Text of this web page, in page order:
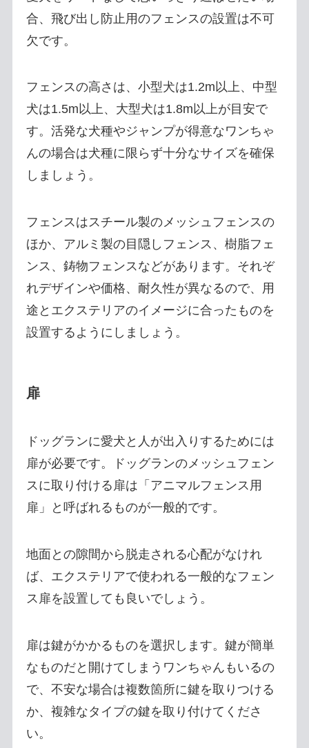
合、飛び出し防止用のフェンスの設置は不可
欠です。
フェンスの高さは、小型犬は1.2m以上、中型
犬は1.5m以上、大型犬は1.8m以上が目安で
す。活発な犬種やジャンプが得意なワンちゃ
んの場合は犬種に限らず十分なサイズを確保
しましょう。
フェンスはスチール製のメッシュフェンスの
ほか、アルミ製の目隠しフェンス、樹脂フェ
ンス、鋳物フェンスなどがあります。それぞ
れデザインや価格、耐久性が異なるので、用
途とエクステリアのイメージに合ったものを
設置するようにしましょう。
扉
ドッグランに愛犬と人が出入りするためには
扉が必要です。ドッグランのメッシュフェン
スに取り付ける扉は「アニマルフェンス用
扉」と呼ばれるものが一般的です。
地面との隙間から脱走される心配がなけれ
ば、エクステリアで使われる一般的なフェン
ス扉を設置しても良いでしょう。
扉は鍵がかかるものを選択します。鍵が簡単
なものだと開けてしまうワンちゃんもいるの
で、不安な場合は複数箇所に鍵を取りつける
か、複雑なタイプの鍵を取り付けてくださ
い。